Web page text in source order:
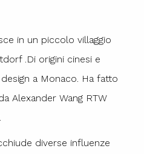
in un piccolo villaggio
.Di origini cinesi e
a Monaco. Ha fatto
Alexander Wang RTW
diverse influenze